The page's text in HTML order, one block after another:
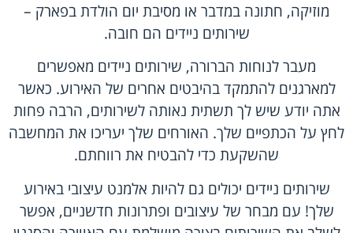
מוזיקה, חתונה במדבר או מסיבת יום הולדת בפארק –
שירותים ניידים הם חובה.
מעבר לנוחות הברורה, שירותים ניידים מאפשרים
למארגנים להתמקד בהיבטים אחרים של האירוע. כאשר
אתה יודע שיש לך תשתית נאותה לשירותים, הרבה פחות
לחץ על הכתפיים שלך. האורחים שלך יעריכו את המחשבה
שהשקעת כדי להבטיח את רווחתם.
שירותים ניידים יכולים גם להיות אלמנט עיצובי באירוע
שלך! עם מבחר של עיצובים ופתרונות חדשניים, אפשר